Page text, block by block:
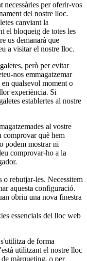
necessàries per oferir-vos
del nostre lloc.
canviant la
el bloqueig de totes les
us demanarà que
a visitar el nostre lloc.
però per evitar
nos emmagatzemar
qualsevol moment o
experiència. Si
establertes al nostre
al vostre
comprovar què hem
podem mostrar ni
comprovar-ho a la
o rebutjar-les. Necessitem
aquesta configuració.
obriu una nova finestra
essencials del lloc web
de forma
utilitzant el nostre lloc
màrqueting, o per